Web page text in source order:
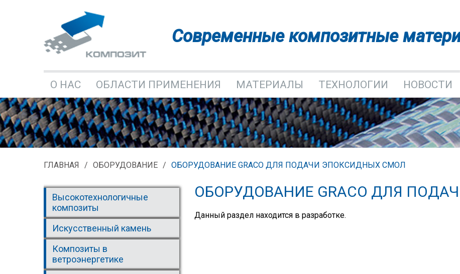
Современные композитные
О НАС ОБЛАСТИ ПРИМЕНЕНИЯ МАТЕРИАЛЫ ТЕХНОЛОГИИ НОВОСТИ
КОНТАКТЫ
ГЛАВНАЯ ОБОРУДОВАНИЕ ОБОРУДОВАНИЕ GRACO ДЛЯ ПОДАЧИ ЭПОКСИДНЫХ СМОЛ
Высокотехнологичные
композиты
Искусственный камень
Композиты в
ветроэнергетике
ОБОРУДОВАНИЕ GRACO ДЛЯ
Данный раздел находится в разработке.